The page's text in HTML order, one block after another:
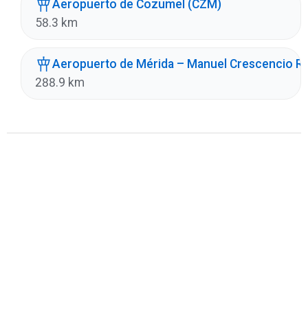
Aeropuerto de Cozumel (CZM)
58.3 km
Aeropuerto de Mérida – Manuel Crescencio
288.9 km